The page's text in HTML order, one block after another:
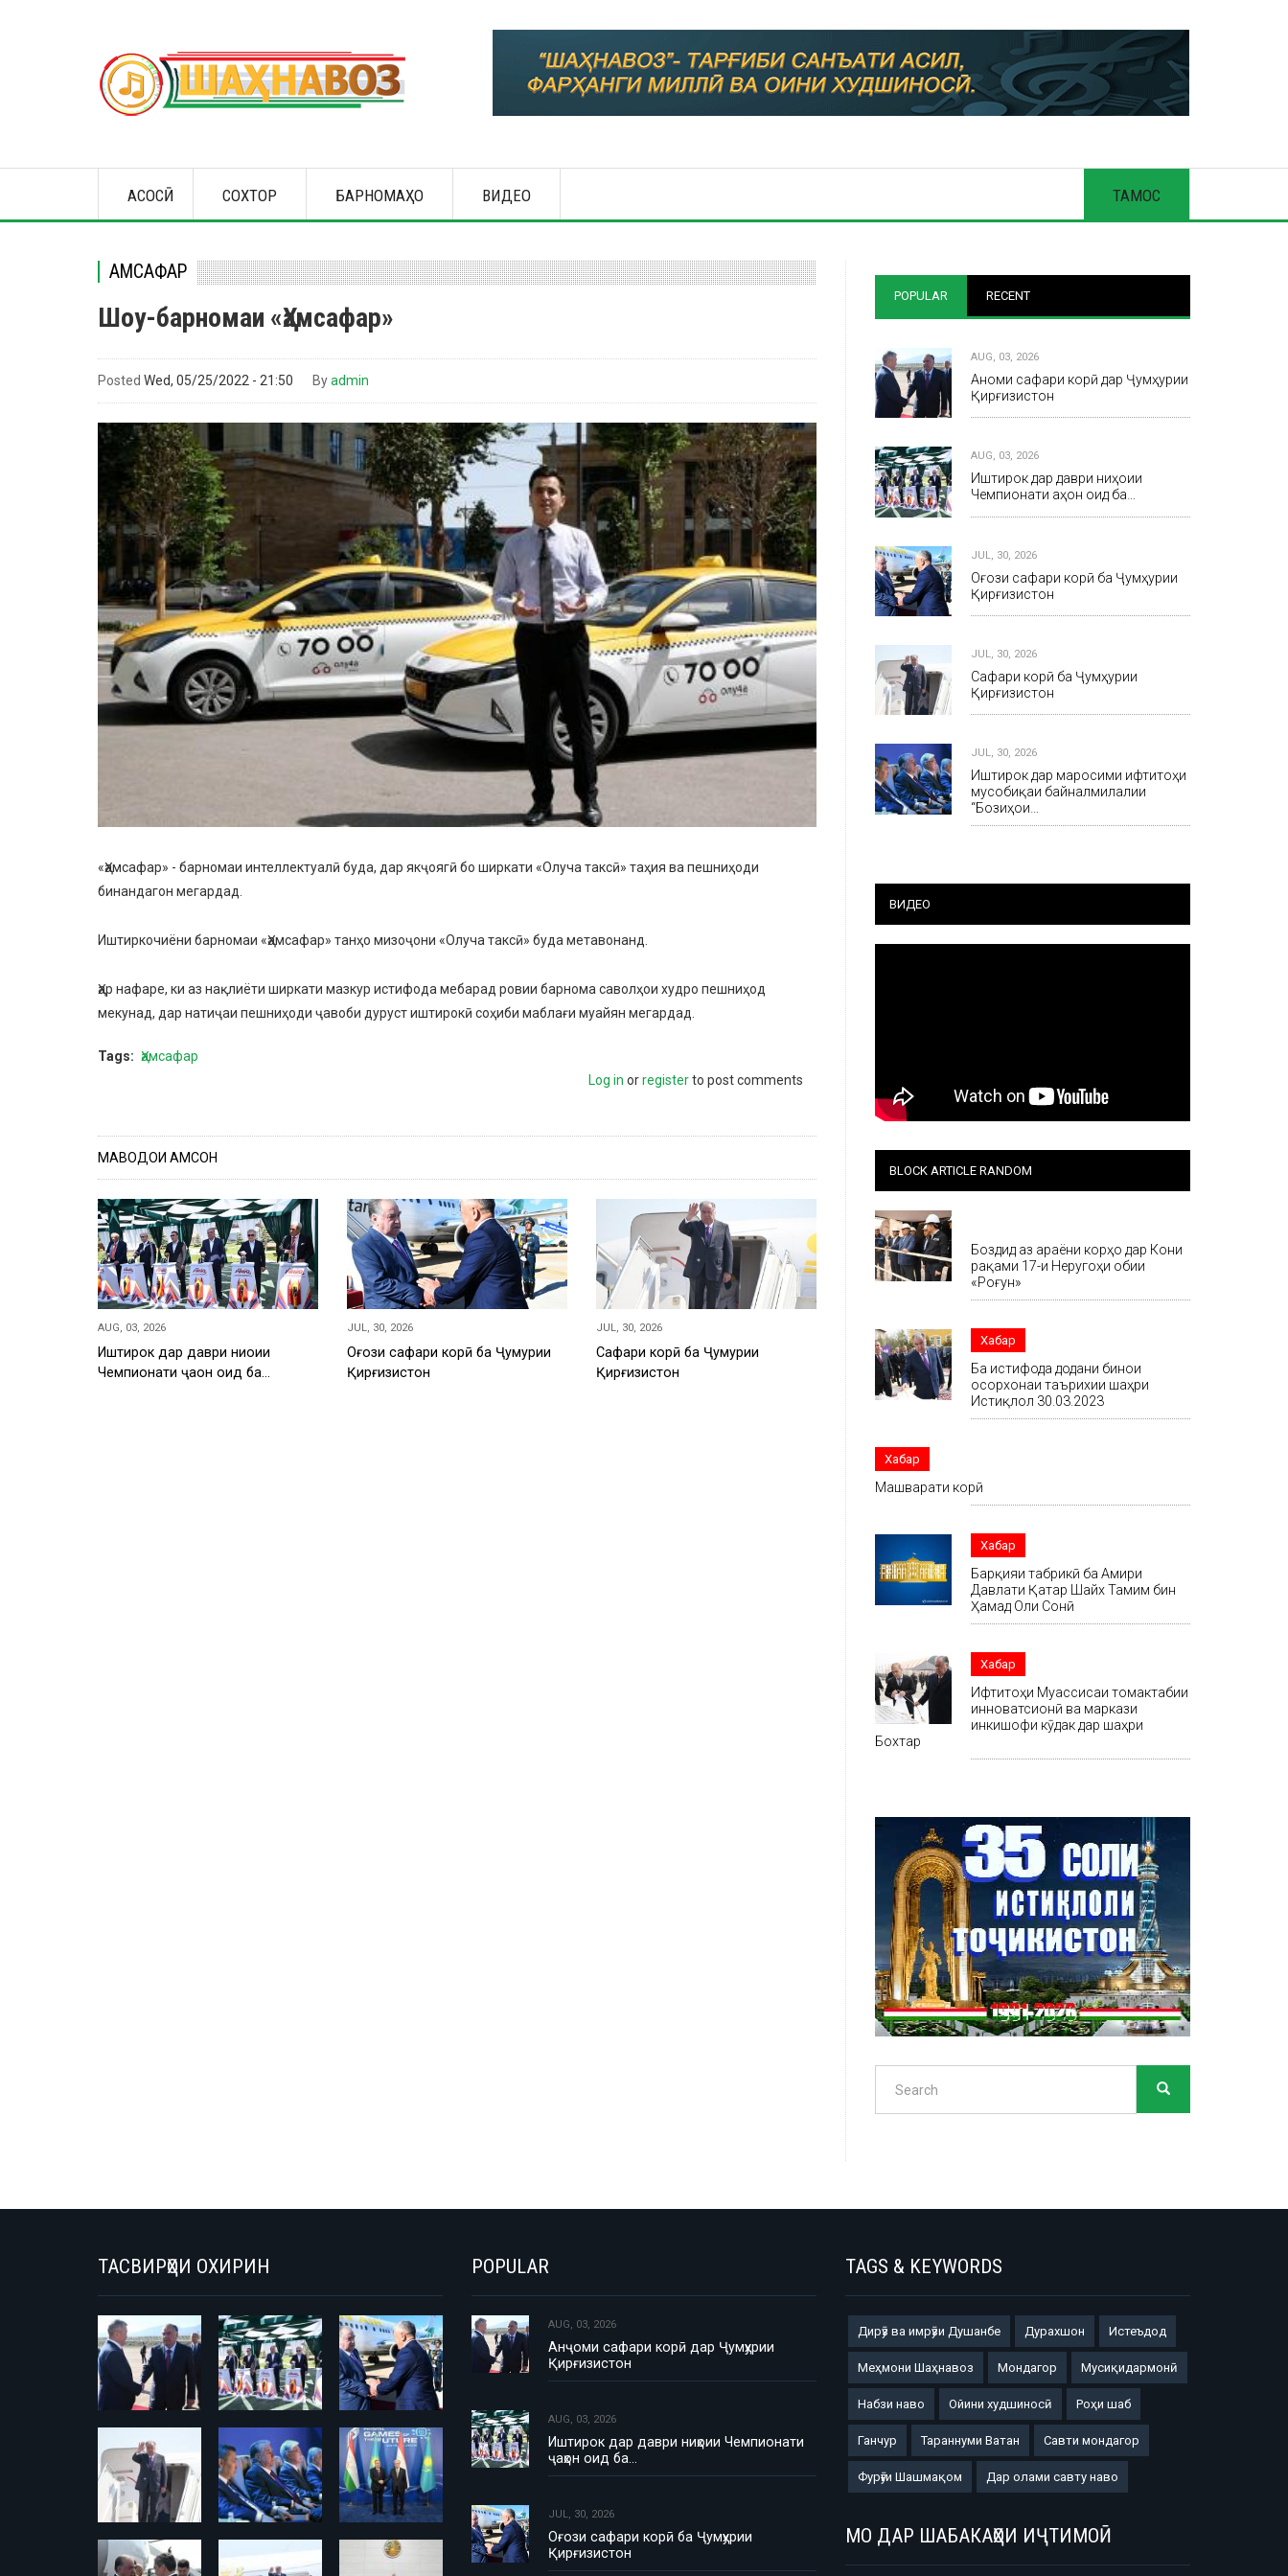
navigation
АСОСӢ СОХТОР БАРНОМАҲО ВИДЕО ТАМОС
ҲАМСАФАР
Шоу-барномаи «Ҳамсафар»
Posted Wed, 05/25/2022 - 21:50 Byadmin
«Ҳамсафар» - барномаи интеллектуалӣ буда, дар якҷоягӣ бо ширкати «Олуча таксӣ» таҳия ва пешниҳоди
бинандагон мегардад.
Иштиркочиёни барномаи «Ҳамсафар» танҳо мизоҷони «Олуча таксӣ» буда метавонанд.
Ҳар нафаре, ки аз нақлиёти ширкати мазкур истифода мебарад ровии барнома саволҳои худро пешниҳод
мекунад, дар натиҷаи пешниҳоди ҷавоби дуруст иштирокӣ соҳиби маблағи муайян мегардад.
Tags
Ҳамсафар
Log in orregisterto post comments
МАВОДҲОИ ҲАМСОН
AUG, 03, 2026
Иштирок дар даври ниҳоии
Чемпионати ҷаҳон оид ба…
JUL, 30, 2026
Оғози сафари корӣ ба Ҷумҳурии
Қирғизистон
JUL, 30, 2026
Сафари корӣ ба Ҷумҳурии
Қирғизистон
POPULAR RECENT
AUG, 03, 2026
Анҷоми сафари корӣ дар Ҷумҳурии
Қирғизистон
AUG, 03, 2026
Иштирок дар даври ниҳоии
Чемпионати ҷаҳон оид ба…
JUL, 30, 2026
Оғози сафари корӣ ба Ҷумҳурии
Қирғизистон
JUL, 30, 2026
Сафари корӣ ба Ҷумҳурии
Қирғизистон
JUL, 30, 2026
Иштирок дар маросими ифтитоҳи
мусобиқаи байналмилалии
“Бозиҳои…
ВИДЕО
BLOCK ARTICLE RANDOM
Боздид аз ҷараёни корҳо дар Кони
рақами 17-и Неругоҳи обии
«Роғун»
Хабар
Ба истифода додани бинои
осорхонаи таърихии шаҳри
Истиқлол 30.03.2023
Хабар
Машварати корӣ
Хабар
Барқияи табрикӣ ба Амири
Давлати Қатар Шайх Тамим бин
Ҳамад Оли Сонӣ
Хабар
Ифтитоҳи Муассисаи томактабии
инноватсионӣ ва маркази
инкишофи кӯдак дар шаҳри
Бохтар
Search SEARCH
ТАСВИРҲОИ ОХИРИН POPULAR
AUG, 03, 2026
Анҷоми сафари корӣ дар Ҷумҳурии
Қирғизистон
AUG, 03, 2026
Иштирок дар даври ниҳоии Чемпионати
ҷаҳон оид ба…
JUL, 30, 2026
Оғози сафари корӣ ба Ҷумҳурии
Қирғизистон
TAGS & KEYWORDS
Дирӯз ва имрӯзи Душанбе Дурахшон Истеъдод
Меҳмони Шаҳнавоз Мондагор Мусиқидармонӣ
Набзи наво Ойини худшиносӣ Роҳи шаб
Ганчур Тараннуми Ватан Савти мондагор
Фурӯғи Шашмақом Дар олами савту наво
МО ДАР ШАБАКАҲОИ ИҶТИМОӢ